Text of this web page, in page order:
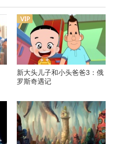
新大头儿子和小头爸爸3：俄
罗斯奇遇记